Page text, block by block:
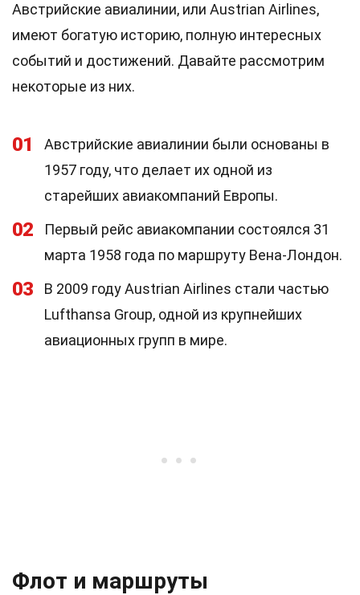
Австрийские авиалинии, или Austrian Airlines,
имеют богатую историю, полную интересных
событий и достижений. Давайте рассмотрим
некоторые из них.
01
Австрийские авиалинии были основаны в
1957 году, что делает их одной из
старейших авиакомпаний Европы.
02
Первый рейс авиакомпании состоялся 31
марта 1958 года по маршруту Вена-Лондон.
03
В 2009 году Austrian Airlines стали частью
Lufthansa Group, одной из крупнейших
авиационных групп в мире.
Флот и маршруты